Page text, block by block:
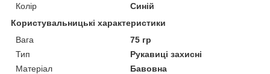
Колір
Синій
Користувальницькі характеристики
Вага
75 гр
Тип
Рукавиці захисні
Матеріал
Бавовна